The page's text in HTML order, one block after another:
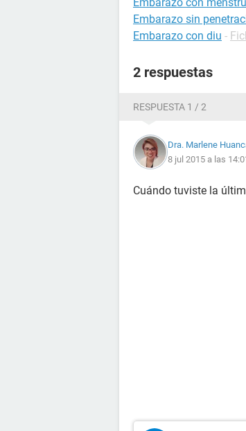
Embarazo sin
Embarazo con diu -
2 respuestas
RESPUESTA 1 / 2
Dra. Marlene
8 jul 2015 a las
Cuándo tuviste la